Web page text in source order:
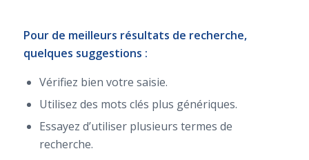
Pour de meilleurs résultats de recherche,
quelques suggestions :
Vérifiez bien votre saisie.
Utilisez des mots clés plus génériques.
Essayez d’utiliser plusieurs termes de
recherche.